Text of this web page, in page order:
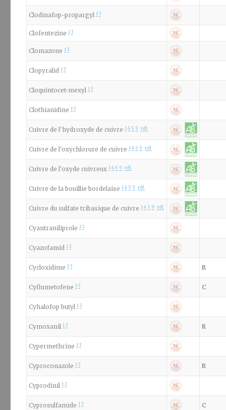
Clodinafop-propargyl 1 3
Clofentezine 1 3
Clomazone 1 3
Clopyralid 1 3
Cloquintocet-mexyl 1 3
Clothianidine 1 3
Cuivre de l'hydroxyde de cuivre 1 4 5 9 réf.
Cuivre de l'oxychlorure de cuivre 1 4 5 9 réf.
Cuivre de l'oxyde cuivreux 1 4 5 9 réf.
Cuivre de la bouillie bordelaise 1 4 5 9 réf.
Cuivre du sulfate tribasique de cuivre 1 4 5 9 réf.
Cyantraniliprole 1 3
Cyazofamid 1 3
Cycloxidime 1 3 R
Cyflumetofene 1 3 C
Cyhalofop butyl 1 3
Cymoxanil 1 3 R
Cypermethrine 1 3
Cyproconazole 1 3 R
Cyprodinil 1 3
Cyprosulfamide 1 3 C